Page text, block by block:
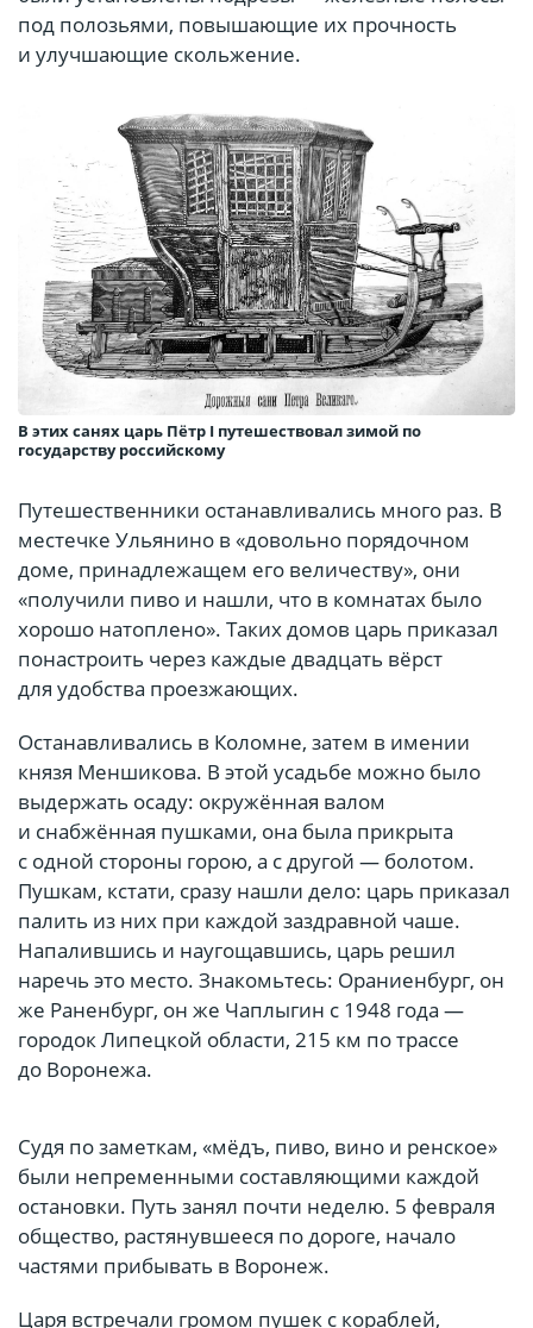
под полозьями, повышающие их прочность
и улучшающие скольжение.
В этих санях царь Пётр I путешествовал зимой по
государству российскому
Путешественники останавливались много раз. В
местечке Ульянино в «довольно порядочном
доме, принадлежащем его величеству», они
«получили пиво и нашли, что в комнатах было
хорошо натоплено». Таких домов царь приказал
понастроить через каждые двадцать вёрст
для удобства проезжающих.
Останавливались в Коломне, затем в имении
князя Меншикова. В этой усадьбе можно было
выдержать осаду: окружённая валом
и снабжённая пушками, она была прикрыта
с одной стороны горою, а с другой — болотом.
Пушкам, кстати, сразу нашли дело: царь приказал
палить из них при каждой заздравной чаше.
Напалившись и наугощавшись, царь решил
наречь это место. Знакомьтесь: Ораниенбург, он
же Раненбург, он же Чаплыгин с 1948 года —
городок Липецкой области, 215 км по трассе
до Воронежа.
Судя по заметкам, «мёдъ, пиво, вино и ренское»
были непременными составляющими каждой
остановки. Путь занял почти неделю. 5 февраля
общество, растянувшееся по дороге, начало
частями прибывать в Воронеж.
Царя встречали громом пушек с кораблей,